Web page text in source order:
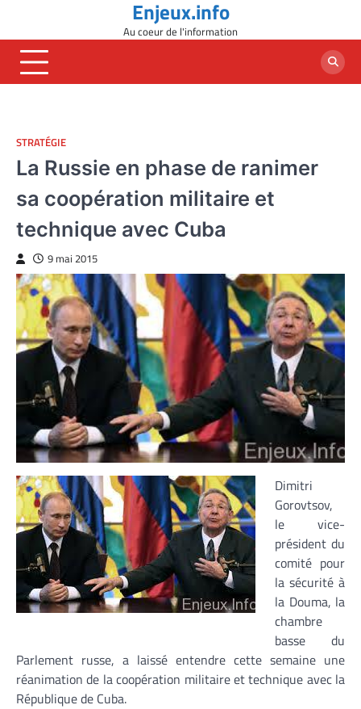
content
Enjeux.info
Au coeur de l'information
STRATÉGIE
La Russie en phase de ranimer
sa coopération militaire et
technique avec Cuba
9 mai 2015
Dimitri
Gorovtsov,
le vice-
président du
comité pour
la sécurité à
la Douma, la
chambre
basse du
Parlement russe, a laissé entendre cette semaine une
réanimation de la coopération militaire et technique avec la
République de Cuba.